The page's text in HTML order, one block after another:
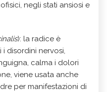
negli stati ansiosi e
): la radice è
disordini nervosi,
calma i dolori
viene usata anche
per manifestazioni di